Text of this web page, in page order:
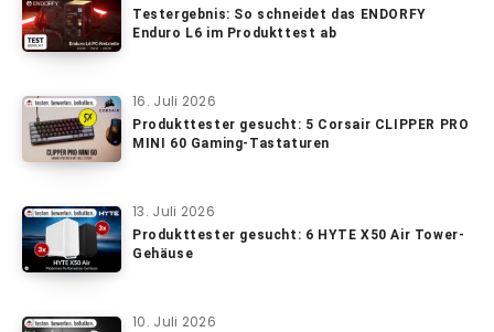
Testergebnis: So schneidet das ENDORFY
Enduro L6 im Produkttest ab
16. Juli 2026
Produkttester gesucht: 5 Corsair CLIPPER PRO
MINI 60 Gaming-Tastaturen
13. Juli 2026
Produkttester gesucht: 6 HYTE X50 Air Tower-
Gehäuse
10. Juli 2026